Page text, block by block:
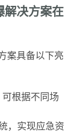
解决方案在
案具备以下亮
根据不同场
，实现应急资